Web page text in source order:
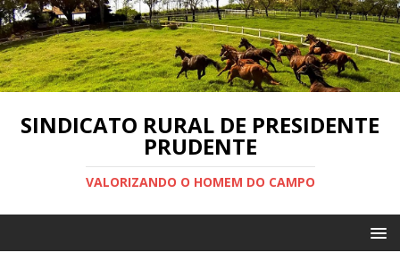
SINDICATO RURAL DE PRESIDENTE
PRUDENTE
VALORIZANDO O HOMEM DO CAMPO